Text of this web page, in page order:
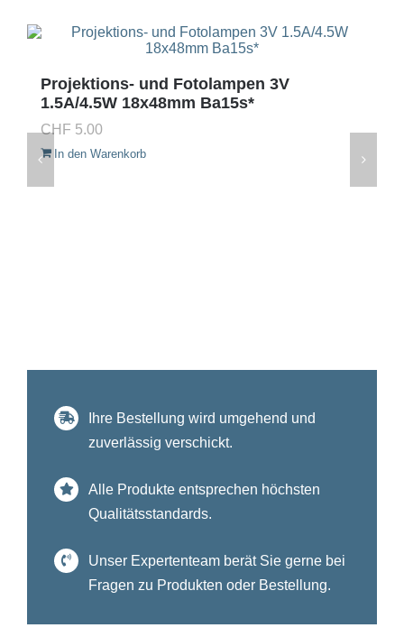
Projektions- und Fotolampen 3V
1.5A/4.5W 18x48mm Ba15s*
CHF 5.00
In den Warenkorb
Ihre Bestellung wird umgehend und
zuverlässig verschickt.
Alle Produkte entsprechen höchsten
Qualitätsstandards.
Unser Expertenteam berät Sie gerne bei
Fragen zu Produkten oder Bestellung.